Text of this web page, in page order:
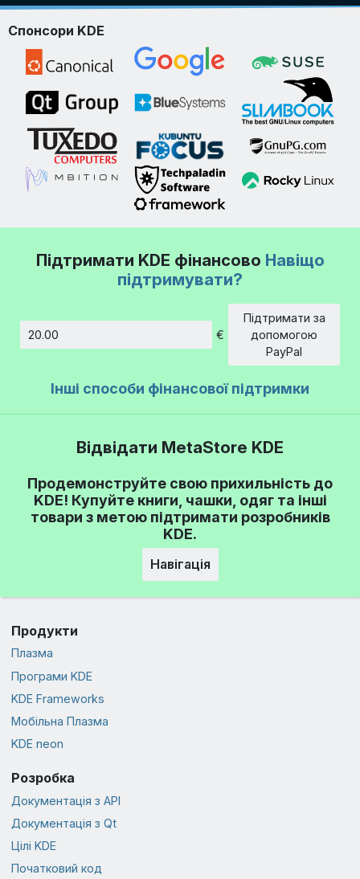
Спонсори KDE
Підтримати KDE фінансово Навіщо
підтримувати?
€
Підтримати за
допомогою
PayPal
Інші способи фінансової підтримки
Відвідати MetaStore KDE
Продемонструйте свою прихильність до
KDE! Купуйте книги, чашки, одяг та інші
товари з метою підтримати розробників
KDE.
Навігація
Продукти
Плазма
Програми KDE
KDE Frameworks
Мобільна Плазма
KDE neon
Розробка
Документація з API
Документація з Qt
Цілі KDE
Початковий код